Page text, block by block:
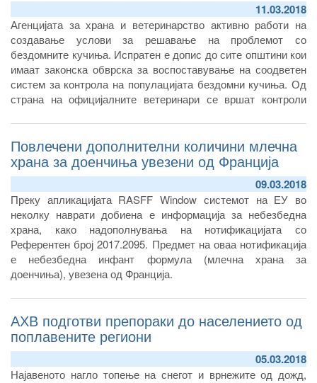
11.03.2018
Агенцијата за храна и ветеринарство активно работи на
создавање услови за решавање на проблемот со
бездомните кучиња. Испратен е допис до сите општини кои
имаат законска обврска за воспоставување на соодветен
систем за контрола на популацијата бездомни кучиња. Од
страна на официјалните ветеринари се вршат контроли
програми за контрола на популацијата бездомни кучиња и
во која фаза на реализација се во делот на изградба на
прифатилишта за бездомни животни, како најсоодветен
систем за контрола на популација на кучиња кој општините
Повлечени дополнителни количини млечна
храна за доенчиња увезени од Франција
09.03.2018
Преку апликацијата RASFF Window системот на ЕУ во
неколку наврати добиена е информација за небезбедна
храна, како надополнувања на нотификацијата со
Референтен број 2017.2095. Предмет на оваа нотификација
е небезбедна инфант формула (млечна храна за
доенчиња), увезена од Франција.
АХВ подготви препораки до населението од
поплавените региони
05.03.2018
Најавеното нагло топење на снегот и врнежите од дожд,